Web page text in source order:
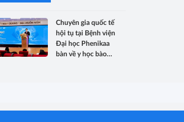
Chuyên gia quốc tế
hội tụ tại Bệnh viện
Đại học Phenikaa
bàn về y học bào